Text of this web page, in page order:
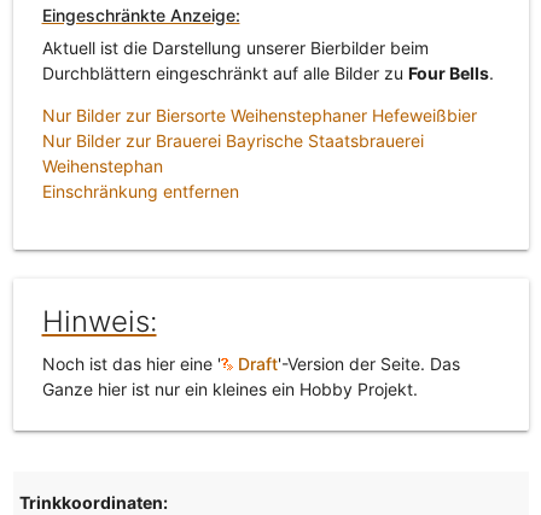
Eingeschränkte Anzeige:
Aktuell ist die Darstellung unserer Bierbilder beim
Durchblättern eingeschränkt auf alle Bilder zu Four Bells.
Nur Bilder zur Biersorte Weihenstephaner Hefeweißbier
Nur Bilder zur Brauerei Bayrische Staatsbrauerei
Weihenstephan
Einschränkung entfernen
Hinweis:
Noch ist das hier eine ' Draft'-Version der Seite. Das
Ganze hier ist nur ein kleines ein Hobby Projekt.
Trinkkoordinaten: